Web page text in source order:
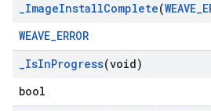
_ImageInstallComplete(WEAVE_
WEAVE_ERROR
_IsInProgress(void)
bool